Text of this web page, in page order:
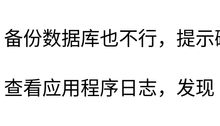
备份数据库也不行，提
查看应用程序日志，发现